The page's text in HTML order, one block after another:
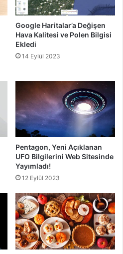
Google Haritalar’a Değişen
Hava Kalitesi ve Polen Bilgisi
Ekledi
14 Eylül 2023
Pentagon, Yeni Açıklanan
UFO Bilgilerini Web Sitesinde
Yayımladı!
12 Eylül 2023